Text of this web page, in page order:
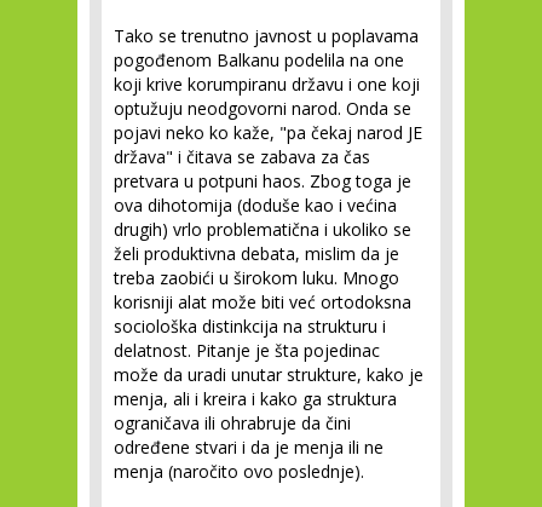
Tako se trenutno javnost u poplavama
pogođenom Balkanu podelila na one
koji krive korumpiranu državu i one koji
optužuju neodgovorni narod. Onda se
pojavi neko ko kaže, "pa čekaj narod JE
država" i čitava se zabava za čas
pretvara u potpuni haos. Zbog toga je
ova dihotomija (doduše kao i većina
drugih) vrlo problematična i ukoliko se
želi produktivna debata, mislim da je
treba zaobići u širokom luku. Mnogo
korisniji alat može biti već ortodoksna
sociološka distinkcija na strukturu i
delatnost. Pitanje je šta pojedinac
može da uradi unutar strukture, kako je
menja, ali i kreira i kako ga struktura
ograničava ili ohrabruje da čini
određene stvari i da je menja ili ne
menja (naročito ovo poslednje).